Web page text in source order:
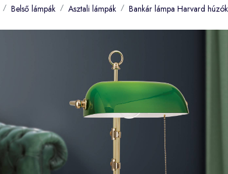
Belső lámpák Asztali lámpák Bankár lámpa Harvard